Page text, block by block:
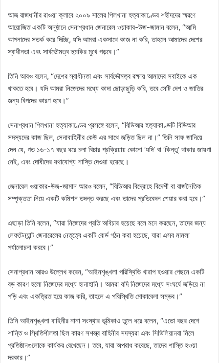
আজ রাজধানীর রাওয়া ক্লাবে ২০০৯ সালের পিলখানা হত্যাকাণ্ডের শহীদদের স্মরণে
আয়োজিত একটি অনুষ্ঠানে সেনাপ্রধান জেনারেল ওয়াকার-উজ-জামান বলেন, “আমি
আপনাদের সতর্ক করে দিচ্ছি, যদি আমরা একসাথে কাজ না করি, তাহলে আমাদের দেশের
স্বাধীনতা এবং সার্বভৌমত্ব হুমকির মুখে পড়বে।”
তিনি আরও বলেন, “দেশের স্বাধীনতা এবং সার্বভৌমত্ব রক্ষায় আমাদের সবাইকে এক
থাকতে হবে। যদি আমরা নিজেদের মধ্যে কাদা ছোড়াছুড়ি করি, তবে সেটি দেশ ও জাতির
জন্য বিপদের কারণ হবে।”
সেনাপ্রধান পিলখানা হত্যাকাণ্ডের প্রসঙ্গে বলেন, “বিডিআর হত্যাকাণ্ডটি বিডিআর
সদস্যদের কাজ ছিল, সেনাবাহিনীর কেউ এর সাথে জড়িত ছিল না।” তিনি সাফ জানিয়ে
দেন যে, গত ১৬-১৭ বছর ধরে চলা বিচার প্রক্রিয়ায় কোনো ‘যদি’ বা ‘কিন্তু’ থাকার জায়গা
নেই, এবং দোষীদের যথাযোগ্য শাস্তি দেওয়া হয়েছে।
জেনারেল ওয়াকার-উজ-জামান আরও বলেন, “বিডিআর বিদ্রোহে বিদেশী বা রাজনৈতিক
সম্পৃক্ততা নিয়ে একটি কমিশন তদন্ত করছে এবং তাদের প্রতিবেদন শেয়ার করা হবে।”
এছাড়া তিনি বলেন, “যারা নিজেদের প্রতি অবিচার হয়েছে বলে মনে করছেন, তাদের জন্য
লেফটেন্যান্ট জেনারেলের নেতৃত্বে একটি বোর্ড গঠন করা হয়েছে, যারা এসব মামলা
পর্যালোচনা করবে।”
সেনাপ্রধান আরও উল্লেখ করেন, “আইনশৃঙ্খলা পরিস্থিতি খারাপ হওয়ার পেছনে একটি
বড় কারণ হলো নিজেদের মধ্যে হানাহানি। আমরা যদি নিজেদের মধ্যে সংঘর্ষে জড়িয়ে না
পড়ি এবং একত্রিত হয়ে কাজ করি, তাহলে এ পরিস্থিতি মোকাবেলা সম্ভব।”
তিনি আইনশৃঙ্খলা বাহিনীর নানা সংস্থার ভূমিকাও তুলে ধরে বলেন, “এতো বছর দেশে
শান্তি ও স্থিতিশীলতা ছিল কারণ সশস্ত্র বাহিনীর সদস্যরা এবং সিভিলিয়ানরা মিলে
প্রতিষ্ঠানগুলোকে কার্যকর রেখেছেন। তবে, যারা অপরাধ করেছে, তাদের শাস্তি হওয়া
দরকার।”